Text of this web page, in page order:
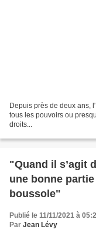
Depuis près de deux ans,
tous les pouvoirs ou
droits...
"Quand il s’agit
une bonne
boussole"
Publié le 11/11/2021 à
Par Jean Lévy